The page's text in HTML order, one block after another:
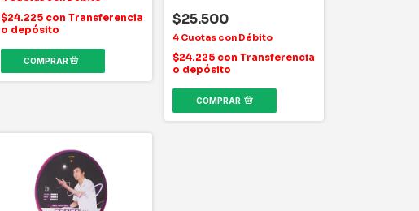
$24.225 con Transferencia
o depósito
$25.500
$24.225 con Transferencia
o depósito
COMPRAR